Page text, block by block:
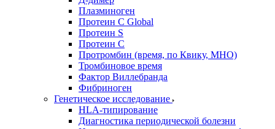
Плазминоген
Протеин C Global
Протеин S
Протеин С
Протромбин (время, по Квику, МНО)
Тромбиновое время
Фактор Виллебранда
Фибриноген
Генетическое исследование
HLA-типирование
Диагностика периодической болезни